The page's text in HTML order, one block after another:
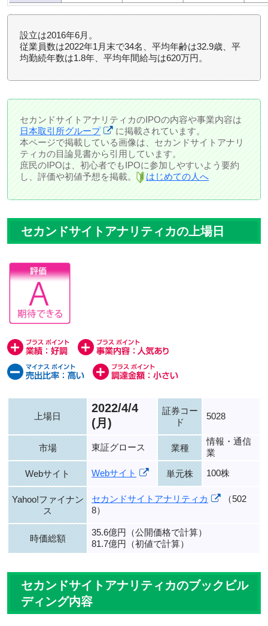
設立は2016年6月。
従業員数は2022年1月末で34名、平均年齢は32.9歳、平
均勤続年数は1.8年、平均年間給与は620万円。
セカンドサイトアナリティカのIPOの内容や事業内容は
日本取引所グループ
に掲載されています。
本ページで掲載している画像は、セカンドサイトアナリ
ティカの目論見書から引用しています。
庶民のIPOは、初心者でもIPOに参加しやすいよう要約
し、評価や初値予想を掲載。
はじめての人へ
セカンドサイトアナリティカの上場日
上場日
2022/4/4
(月)
証券コー
ド
5028
市場 東証グロース 業種
情報・通信
業
Webサイト Webサイト 単元株 100株
Yahoo!ファイナン
ス
セカンドサイトアナリティカ
（502
8）
時価総額
35.6億円（公開価格で計算）
81.7億円（初値で計算）
セカンドサイトアナリティカのブックビル
ディング内容